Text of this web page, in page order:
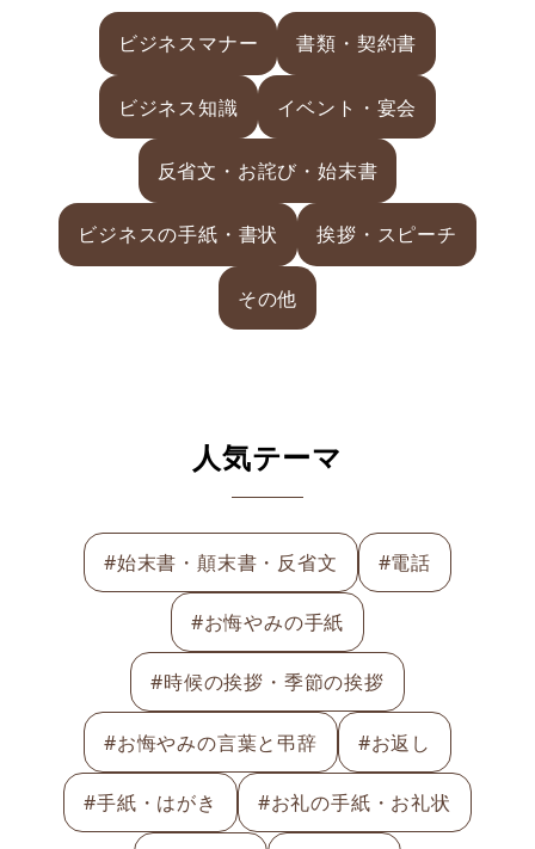
ビジネスマナー 書類・契約書
ビジネス知識 イベント・宴会
反省文・お詫び・始末書
ビジネスの手紙・書状 挨拶・スピーチ
その他
人気テーマ
#始末書・顛末書・反省文 #電話
#お悔やみの手紙
#時候の挨拶・季節の挨拶
#お悔やみの言葉と弔辞 #お返し
#手紙・はがき #お礼の手紙・お礼状